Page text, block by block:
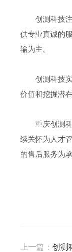
创测科技
供专业真诚的
输为主。
创测科技
价值和挖掘潜
重庆创测
续关怀为人才
的售后服务为承
上一篇： 创测